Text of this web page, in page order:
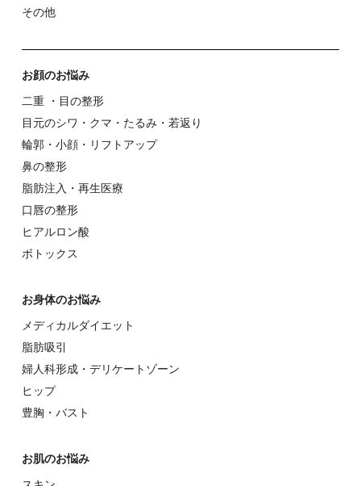
その他
お顔のお悩み
⼆重 ・⽬の整形
⽬元のシワ・クマ・たるみ・若返り
輪郭・⼩顔・リフトアップ
⿐の整形
脂肪注入・再生医療
⼝唇の整形
ヒアルロン酸
ボトックス
お⾝体のお悩み
メディカルダイエット
脂肪吸引
婦⼈科形成・デリケートゾーン
ヒップ
豊胸・バスト
お肌のお悩み